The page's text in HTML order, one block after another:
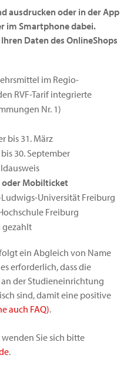
ausdrucken oder in der App
im Smartphone dabei.
Daten des OnlineShops
im Regio-
RVF-Tarif integrierte
Nr. 1)
bis 31. März
30. September
oder Mobilticket
Universität Freiburg
Freiburg
gezahlt
ein Abgleich von Name
erforderlich, dass die
der Studieneinrichtung
sind, damit eine positive
auch FAQ).
Sie sich bitte
.